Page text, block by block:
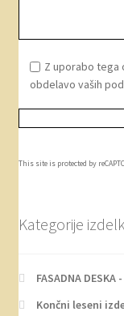
Z uporabo tega
obdelavo vaših
This site is protected by
Kategorije
FASADNA DESKA
Končni leseni